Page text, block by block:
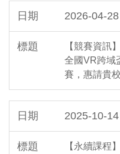
2026-04-28
【競賽資訊
全國VR跨域
賽，惠請貴
2025-10-14
【永續課程